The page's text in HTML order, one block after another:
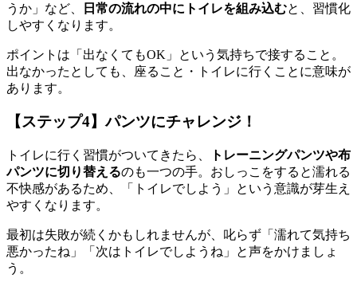
うか」など、
日常の流れの中にトイレを組み込むと、習慣化
しやすくなります。
ポイントは「出なくてもOK」という気持ちで接すること。
出なかったとしても、座ること・トイレに行くことに意味が
あります。
【ステップ4】パンツにチャレンジ！
トイレに行く習慣がついてきたら、
トレーニングパンツや布
パンツに切り替えるのも一つの手。おしっこをすると濡れる
不快感があるため、「トイレでしよう」という意識が芽生え
やすくなります。
最初は失敗が続くかもしれませんが、叱らず「濡れて気持ち
悪かったね」「次はトイレでしようね」と声をかけましょ
う。